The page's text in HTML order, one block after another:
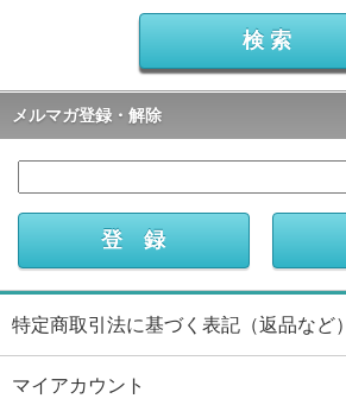
メルマガ登録・解除
特定商取引法に基づく表記（返品など）
マイアカウント